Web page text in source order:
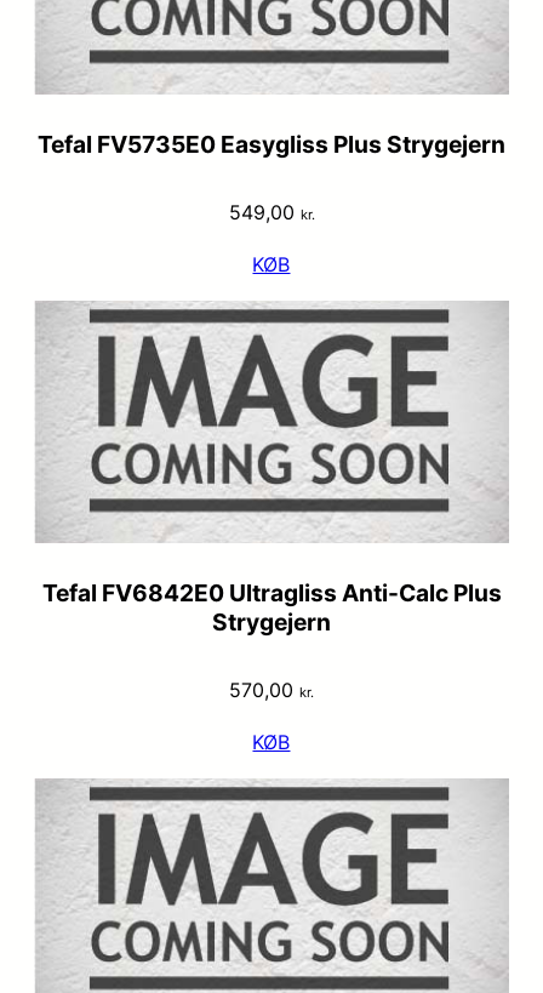
Tefal FV5735E0 Easygliss Plus Strygejern
549,00 kr.
KØB
Tefal FV6842E0 Ultragliss Anti-Calc Plus
Strygejern
570,00 kr.
KØB